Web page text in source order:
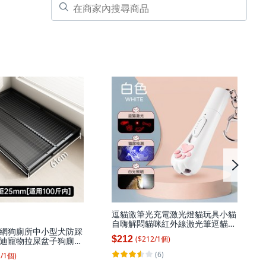
狗廁所中小型犬防踩
寵物拉屎盆子狗廁
-大號【網距
斤內】
/1個)
逗貓激筆光充電激光燈貓玩具小貓
自嗨解悶貓咪紅外線激光筆逗貓
棒, 1個, 充電款貓爪款【奶油白】:
如圖
$212 ($212/1個)
(6)